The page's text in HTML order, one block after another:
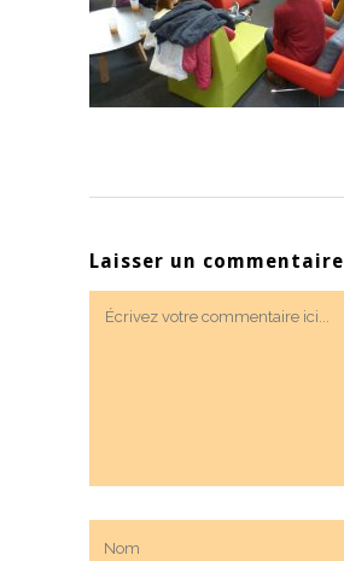
Laisser un commentaire